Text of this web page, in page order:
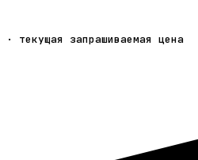
· текущая запрашиваемая цена